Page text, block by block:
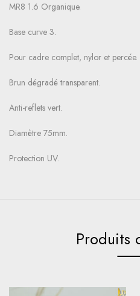
MR8 1.6 Organique.
Base curve 3.
Pour cadre complet, nylor et percée.
Brun dégradé transparent.
Anti-reflets vert.
Diamètre 75mm.
Protection UV.
Produits